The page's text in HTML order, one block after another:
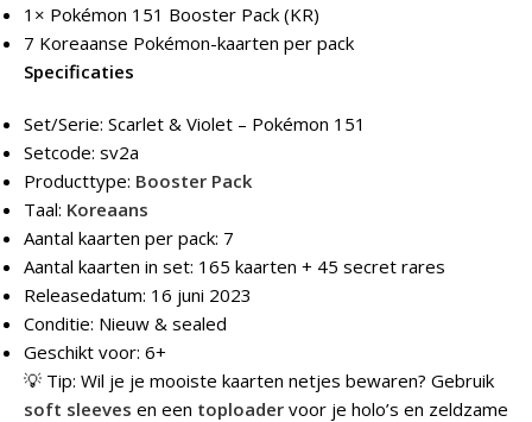
1× Pokémon 151 Booster Pack (KR)
7 Koreaanse Pokémon-kaarten per pack
Specificaties
Set/Serie: Scarlet & Violet – Pokémon 151
Setcode: sv2a
Producttype: Booster Pack
Taal: Koreaans
Aantal kaarten per pack: 7
Aantal kaarten in set: 165 kaarten + 45 secret rares
Releasedatum: 16 juni 2023
Conditie: Nieuw & sealed
Geschikt voor: 6+
💡 Tip: Wil je je mooiste kaarten netjes bewaren? Gebruik
soft sleeves en een toploader voor je holo’s en zeldzame